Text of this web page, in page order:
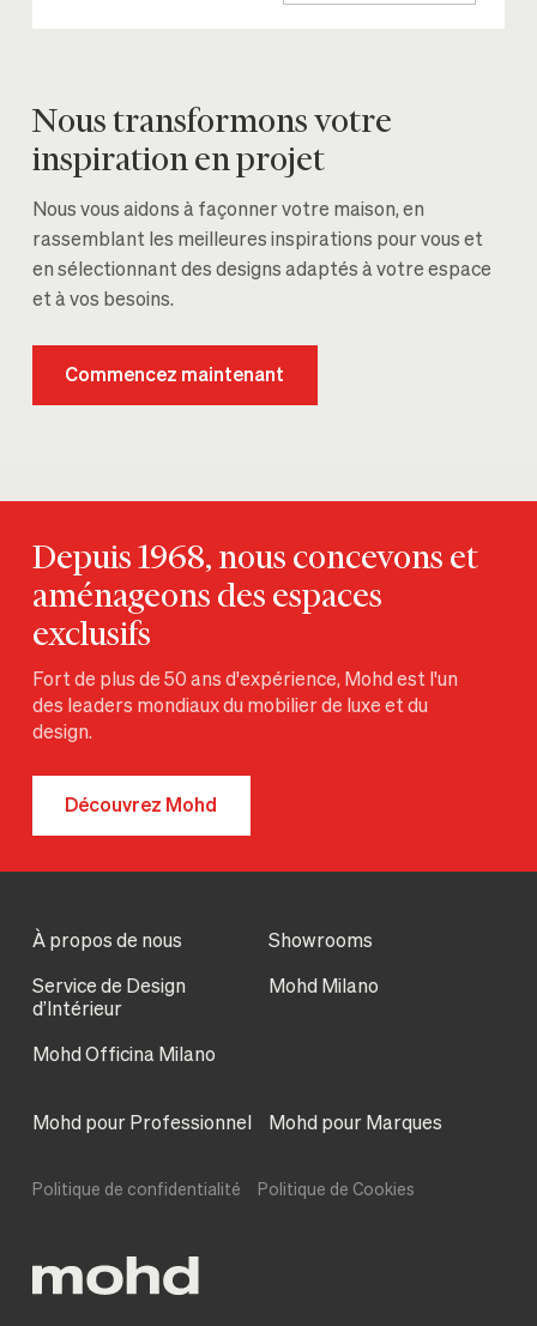
Nous transformons votre
inspiration en projet
Nous vous aidons à façonner votre maison, en
rassemblant les meilleures inspirations pour vous et
en sélectionnant des designs adaptés à votre espace
et à vos besoins.
Commencez maintenant
Depuis 1968, nous concevons et
aménageons des espaces
exclusifs
Fort de plus de 50 ans d'expérience, Mohd est l'un
des leaders mondiaux du mobilier de luxe et du
design.
Découvrez Mohd
À propos de nous Showrooms
Service de Design
d’Intérieur
Mohd Milano
Mohd Officina Milano
Mohd pour Professionnel Mohd pour Marques
Politique de confidentialité Politique de Cookies